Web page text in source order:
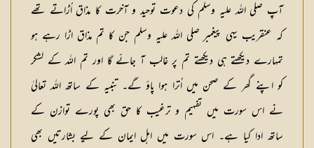
آپ صلی اللہ علیہ وسلم کی دعوت توحید و آخرت کا مذاق اُڑاتے تھے
کہ عنقریب یہی پیغمبر صلی اللہ علیہ وسلم جن کا تم مذاق اڑا رہے ہو
تمہارے دیکھتے ہی دیکھتے تم پر غالب آ جائے گا اور تم اللہ کے لشکر
کو اپنے گھر کے صحن میں اُترا ہوا پاؤ گے۔ تنبیہ کے ساتھ اللہ تعالیٰ
نے اس سورت میں تفہیم و ترغیب کا حق بھی پورے توازن کے
ساتھ ادا کیا ہے۔ اس سورت میں اہل ایمان کے لیے بشارتیں بھی